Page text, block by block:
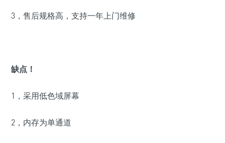
3，售后规格高，支持一年上门维修
缺点！
1，采用低色域屏幕
2，内存为单通道